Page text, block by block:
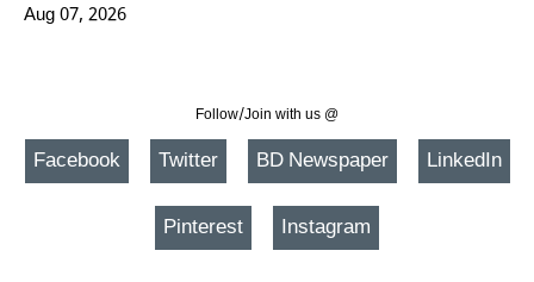
Aug 07, 2026
Follow/Join with us @
Facebook Twitter BD Newspaper LinkedIn
Pinterest Instagram